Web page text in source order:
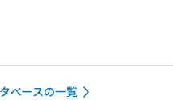
ベースの一覧